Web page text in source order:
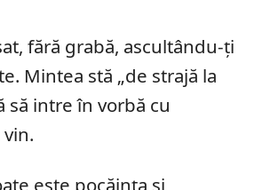
fără grabă, ascultându-ți
Mintea stă „de strajă la
să intre în vorbă cu
este pocăința și